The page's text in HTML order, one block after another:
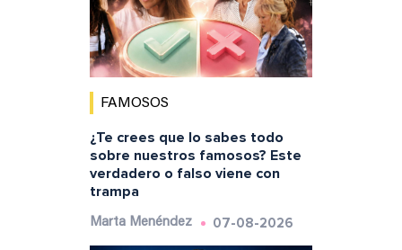
FAMOSOS
¿Te crees que lo sabes todo
sobre nuestros famosos? Este
verdadero o falso viene con
trampa
Marta Menéndez 07-08-2026